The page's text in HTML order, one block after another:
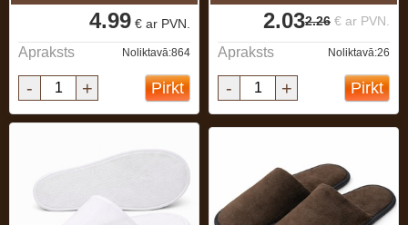
4.99 € ar PVN.
Apraksts Noliktavā:864
- + Pirkt
2.26 € ar PVN.
2.03
Apraksts Noliktavā:26
- + Pirkt